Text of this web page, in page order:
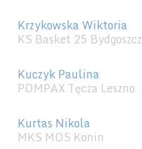
Krzykowska Wiktoria
KS Basket 25 Bydgoszcz
Kuczyk Paulina
POMPAX Tęcza Leszno
Kurtas Nikola
MKS MOS Konin